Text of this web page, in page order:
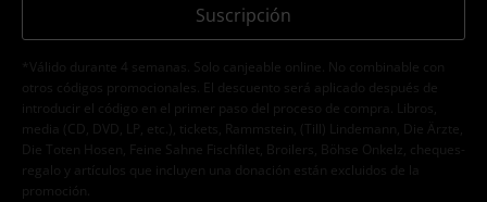
Suscripción
*Válido durante 4 semanas. Solo canjeable online. No combinable con
otros códigos promocionales. El descuento será aplicado después de
introducir el código en el primer paso del proceso de compra. Libros,
media (CD, DVD, LP, etc.), tickets, Rammstein, (Till) Lindemann, Die Ärzte,
Die Toten Hosen, Feine Sahne Fischfilet, Broilers, Böhse Onkelz, cheques-
regalo y artículos que incluyen una donación están excluidos de la
promoción.